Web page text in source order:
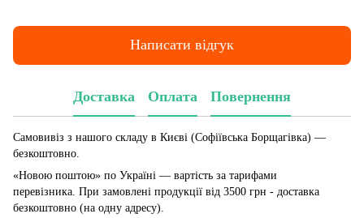
Написати відгук
Доставка Оплата Повернення
Самовивіз з нашого складу в Києві (Софіївська Борщагівка) —
безкоштовно.
«Новою поштою» по Україні — вартість за тарифами
перевізника. При замовлені продукції від 3500 грн - доставка
безкоштовно (на одну адресу).